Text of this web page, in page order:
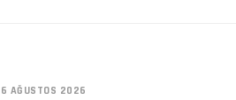
6 AĞUSTOS 2026